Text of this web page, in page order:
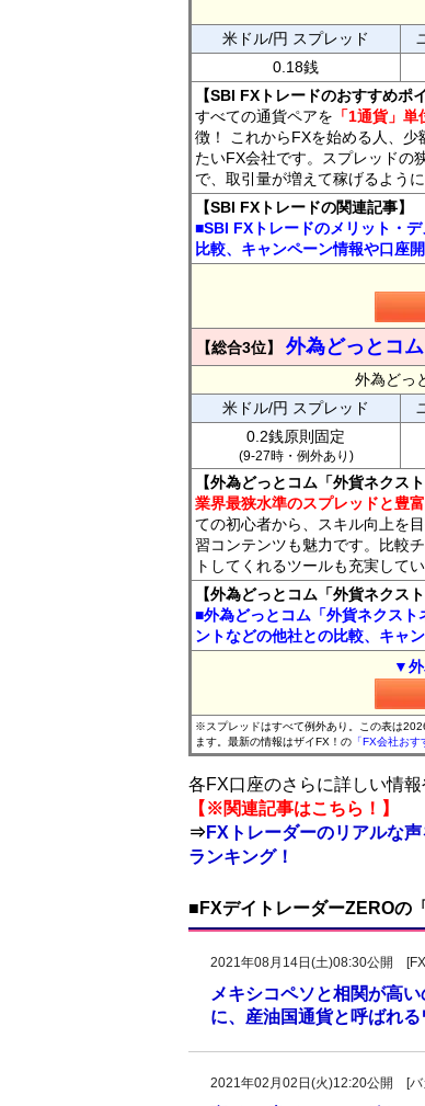
米ドル/円 スプレッド
0.18銭
【SBI FXトレードのおすすめポ
すべての通貨ペアを 「1通貨」
徴！ これからFXを始める人、
たいFX会社です。スプレッドの
で、取引量が増えて稼げるよう
【SBI FXトレードの関連記事】
■SBI FXトレードのメリット・
比較、キャンペーン情報や口座
【総合3位】 外為どっとコ
外為どっ
米ドル/円 スプレッド
0.2銭原則固定
(9-27時・例外あり)
【外為どっとコム「外貨ネクス
業界最狭水準のスプレッドと豊
ての初心者から、スキル向上を
習コンテンツも魅力です。比較
トしてくれるツールも充実してい
【外為どっとコム「外貨ネクス
■外為どっとコム「外貨ネクス
ントなどの他社との比較、キャ
▼外
※スプレッドはすべて例外あり。この表は
ます。最新の情報はザイFX！の 「FX会社おす
各FX口座のさらに詳しい情
【※関連記事はこちら！】
⇒FXトレーダーのリアルな
ランキング！
■FXデイトレーダーZEROの
2021年08月14日(土)08:30公開
メキシコペソと相関が高
に、産油国通貨と呼ばれる
2021年02月02日(火)12:20公開 [バ